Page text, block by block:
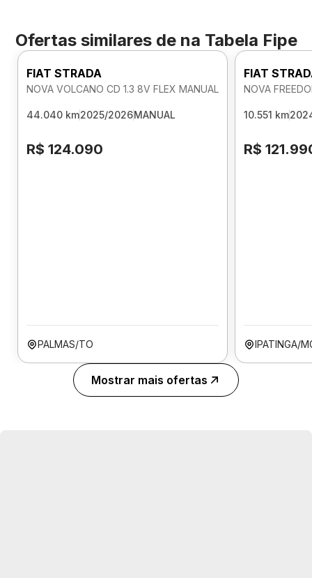
Ofertas similares de na Tabela Fipe
FIAT STRADA
NOVA VOLCANO CD 1.3 8V FLEX MANUAL
44.040 km2025/2026MANUAL
R$ 124.090
PALMAS/TO
FIAT
NOVA
10.551 km
R$
IPATINGA/
Mostrar mais ofertas